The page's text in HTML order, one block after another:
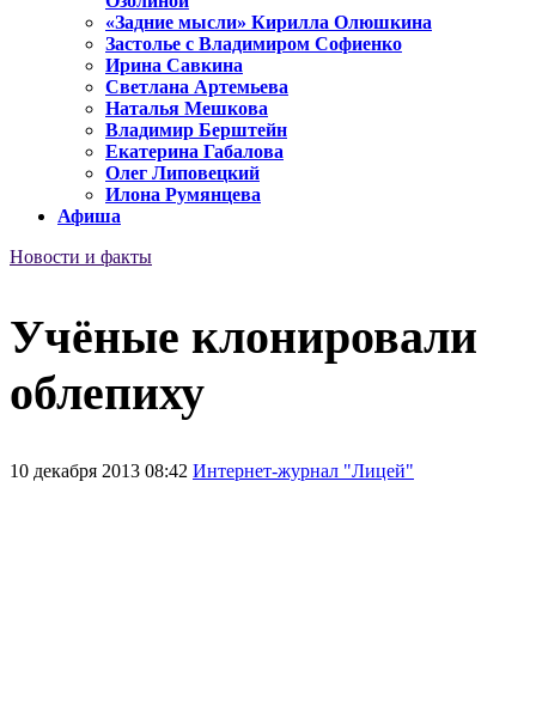
«Задние мысли» Кирилла Олюшкина
Застолье с Владимиром Софиенко
Ирина Савкина
Светлана Артемьева
Наталья Мешкова
Владимир Берштейн
Екатерина Габалова
Олег Липовецкий
Илона Румянцева
Афиша
Новости и факты
Учёные клонировали
облепиху
10 декабря 2013 08:42 Интернет-журнал "Лицей"